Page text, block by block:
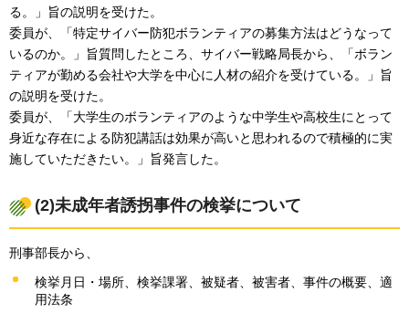
る。」旨の説明を受けた。
委員が、「特定サイバー防犯ボランティアの募集方法はどうなって
いるのか。」旨質問したところ、サイバー戦略局長から、「ボラン
ティアが勤める会社や大学を中心に人材の紹介を受けている。」旨
の説明を受けた。
委員が、「大学生のボランティアのような中学生や高校生にとって
身近な存在による防犯講話は効果が高いと思われるので積極的に実
施していただきたい。」旨発言した。
(2)未成年者誘拐事件の検挙について
刑事部長から、
検挙月日・場所、検挙課署、被疑者、被害者、事件の概要、適
用法条